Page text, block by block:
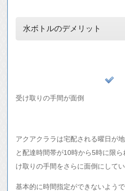
水ボトルのデメリット
受け取りの手間が面倒
アクアクララは宅配される曜日が
と配達時間帯が10時から5時に限
け取りの手間をさらに面倒にしてい
基本的に時間指定ができないよう